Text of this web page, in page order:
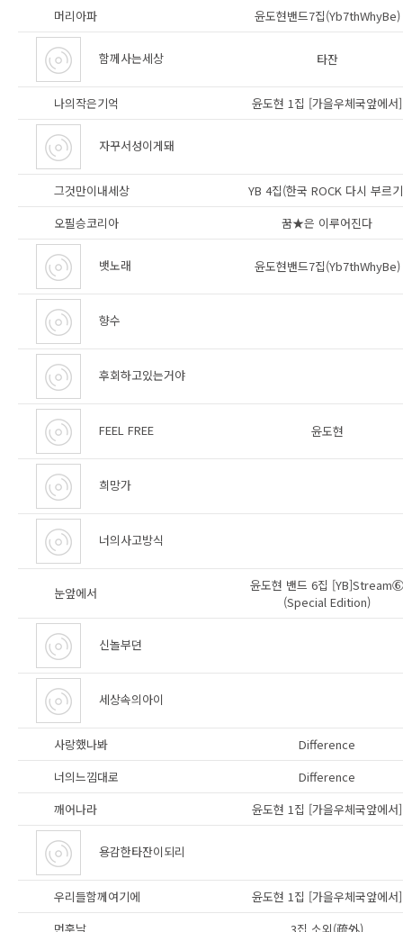
머리아파 윤도현밴드7집(Yb7thWhyBe)
함께사는세상 타잔
나의작은기억 윤도현 1집 [가을우체국앞에서]
자꾸서성이게돼
그것만이내세상
YB 4집(한국 ROCK 다시 부르
오필승코리아
꿈★은 이루어진다
뱃노래 윤도현밴드7집(Yb7thWhyBe)
향수
후회하고있는거야
FEEL FREE 윤도현
희망가
너의사고방식
눈앞에서
윤도현 밴드 6집
(Special Edition)
신놀부뎐
세상속의아이
사랑했나봐
Difference
너의느낌대로
Difference
깨어나라
윤도현 1집 [가을우체국앞에서]
용감한타잔이되리
우리들함께여기에
윤도현 1집 [가을우체국앞에서]